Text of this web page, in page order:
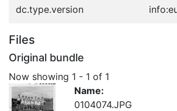
dc.type.version
Files
Original bundle
Now showing 1 - 1 of 1
Name:
0104074.JPG